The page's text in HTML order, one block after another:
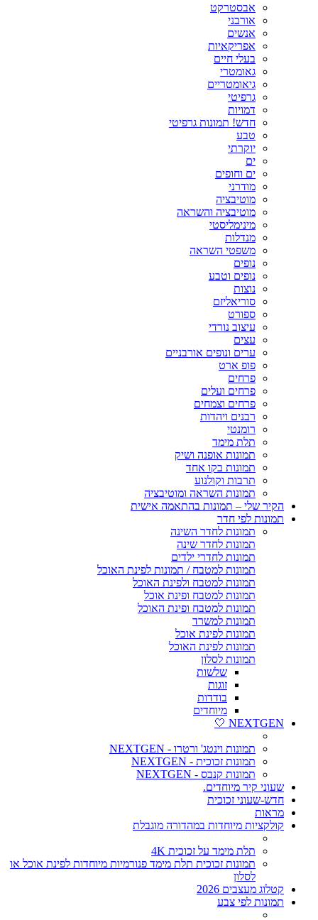
אבסטרקט
אורבני
אנשים
אפריקאיות
בעלי חיים
גאומטרי
גיאומטריים
גרפיטי
דמויות
חדש! תמונות גרפיטי
טבע
יוקרתי
ים
ים וחופים
מודרני
מוטיבציה
מוטיבציה והשראה
מינימליסטי
מנדלות
משפטי השראה
נופים
נופים וטבע
נוצות
סוריאליזם
ספורט
עיצוב נורדי
עצים
ערים ונופים אורבניים
פופ ארט
פרחים
פרחים ועלים
פרחים וצמחים
רבנים ויהדות
רומנטי
תלת מימד
תמונות אופנה ושיק
תמונות בקו אחד
תרבות וקולנוע
תמונות השראה ומוטיבציה
הקיר שלי – תמונות בהתאמה אישית
תמונות לפי חדר
תמונות לחדר השינה
תמונות לחדר שינה
תמונות לחדרי ילדים
תמונות למטבח / תמונות לפינת האוכל
תמונות למטבח ולפינת האוכל
תמונות למטבח ופינת אוכל
תמונות למטבח ופינת האוכל
תמונות למשרד
תמונות לפינת אוכל
תמונות לפינת האוכל
תמונות לסלון
שלשות
זוגות
בודדות
מיוחדים
NEXTGEN 🤍
תמונות וינטג' ורטרו - NEXTGEN
תמונות זכוכית - NEXTGEN
תמונות קנבס - NEXTGEN
שעוני קיר מיוחדים.
חדש-שעוני זכוכית
מראות
קולקציות מיוחדות במהדורה מוגבלת
תלת מימד על זכוכית 4K
תמונות זכוכית תלת מימד פנורמיות מיוחדות לפינת אוכל או
לסלון
קטלוג מעצבים 2026
תמונות לפי צבע